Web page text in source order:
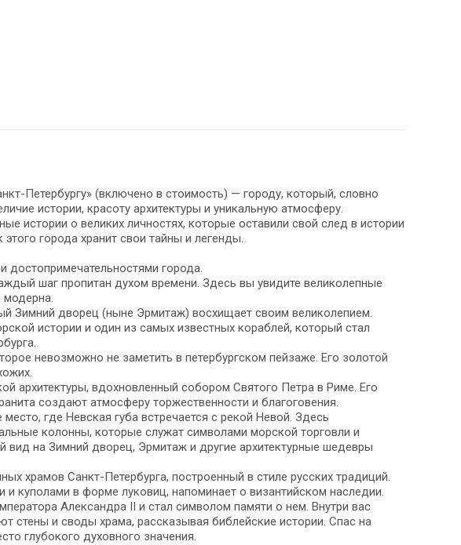
Петербургу» (включено в стоимость) — городу, который, словно
истории, красоту архитектуры и уникальную атмосферу.
истории о великих личностях, которые оставили свой след в истории
города хранит свои тайны и легенды.
достопримечательностями города.
шаг пропитан духом времени. Здесь вы увидите великолепные
Зимний дворец (ныне Эрмитаж) восхищает своим великолепием.
истории и один из самых известных кораблей, который стал
невозможно не заметить в петербургском пейзаже. Его золотой
архитектуры, вдохновленный собором Святого Петра в Риме. Его
создают атмосферу торжественности и благоговения.
где Невская губа встречается с рекой Невой. Здесь
колонны, которые служат символами морской торговли и
вид на Зимний дворец, Эрмитаж и другие архитектурные шедевры
храмов Санкт-Петербурга, построенный в стиле русских традиций.
и куполами в форме луковиц, напоминает о византийском наследии.
Александра II и стал символом памяти о нем. Внутри вас
стены и своды храма, рассказывая библейские истории. Спас на
глубокого духовного значения.